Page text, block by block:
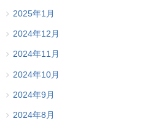
2025年1月
2024年12月
2024年11月
2024年10月
2024年9月
2024年8月